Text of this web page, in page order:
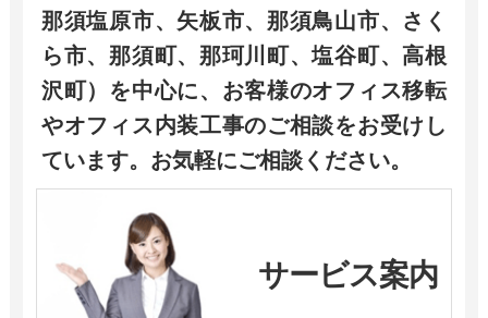
那須塩原市、矢板市、那須鳥山市、さく
ら市、那須町、那珂川町、塩谷町、高根
沢町）を中心に、お客様のオフィス移転
やオフィス内装工事のご相談をお受けし
ています。お気軽にご相談ください。
サービス案内